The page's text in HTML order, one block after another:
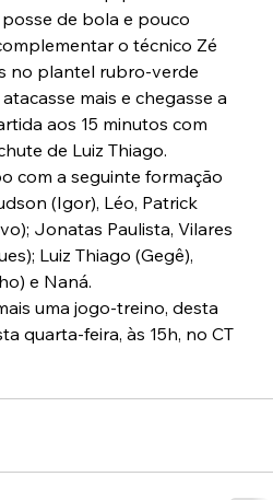
de bola e pouco
o técnico Zé
no plantel rubro-verde
mais e chegasse a
aos 15 minutos com
de Luiz Thiago.
com a seguinte formação
(Igor), Léo, Patrick
Jonatas Paulista, Vilares
Luiz Thiago (Gegê),
e Naná.
uma jogo-treino, desta
quarta-feira, às 15h, no CT